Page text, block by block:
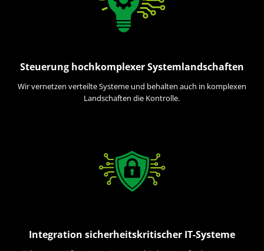
Steuerung hochkomplexer Systemlandschaften
Wir vernetzen verteilte Systeme und behalten auch in komplexen
Landschaften die Kontrolle.
Integration sicherheitskritischer IT-Systeme